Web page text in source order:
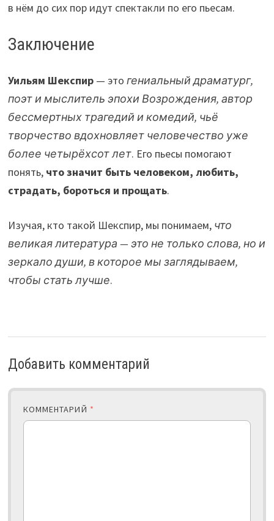
в нём до сих пор идут спектакли по его пьесам.
Заключение
Уильям Шекспир— это гениальный драматург,
поэт и мыслитель эпохи Возрождения, автор
бессмертных трагедий и комедий, чьё
творчество вдохновляет человечество уже
более четырёхсот лет. Его пьесы помогают
понять, что значит быть человеком, любить,
страдать, бороться и прощать.
Изучая, кто такой Шекспир, мы понимаем, что
великая литература — это не только слова, но и
зеркало души, в которое мы заглядываем,
чтобы стать лучше.
Добавить комментарий
КОММЕНТАРИЙ *